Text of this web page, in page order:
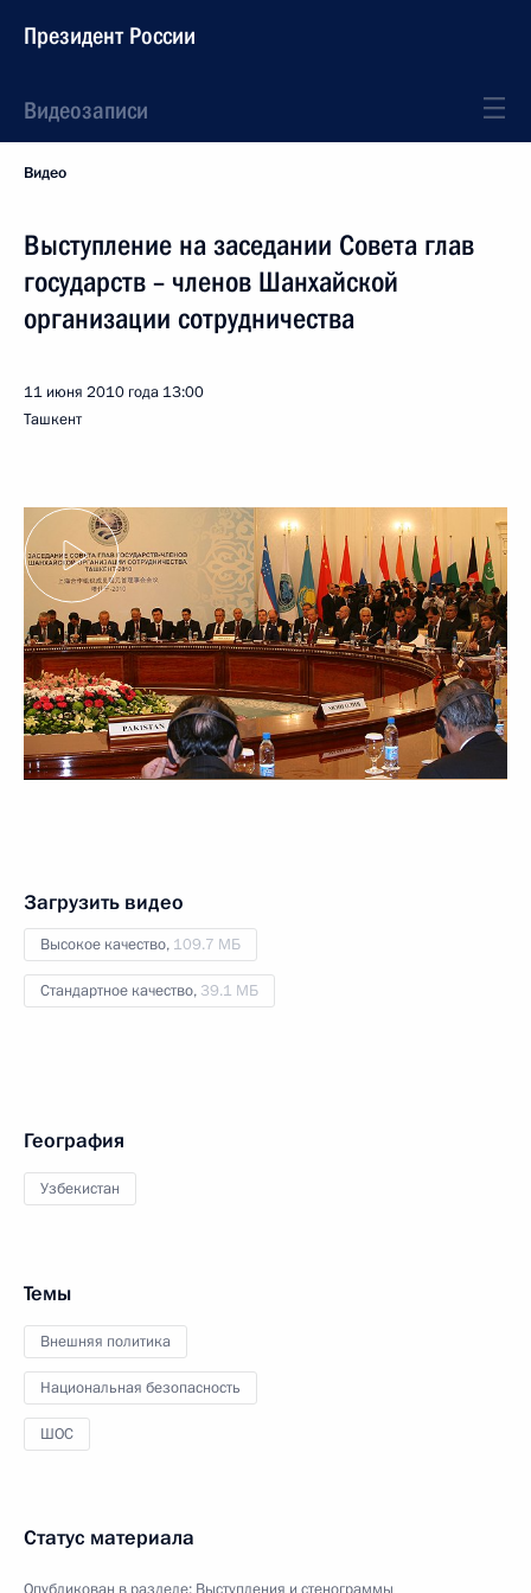
Президент России
Видеозаписи
Видео
Выступление на заседании Совета глав
государств – членов Шанхайской
организации сотрудничества
11 июня 2010 года 13:00
Ташкент
Загрузить видео
Высокое качество, 109.7 МБ
Стандартное качество, 39.1 МБ
География
Узбекистан
Темы
Внешняя политика
Национальная безопасность
ШОС
Статус материала